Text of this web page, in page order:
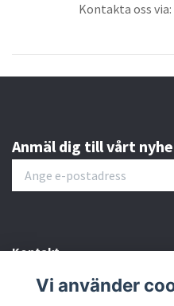
Kontakta oss via:
Anmäl dig till vårt
Kontakt
Information
Vi använder